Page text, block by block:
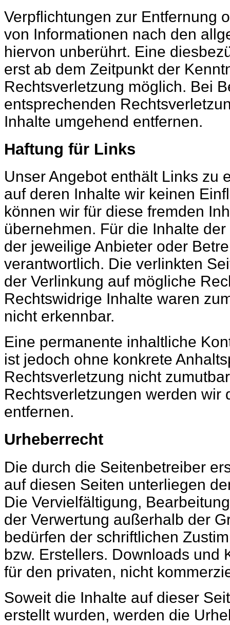
Verpflichtungen zur Entfernung
von Informationen nach den
hiervon unberührt. Eine
erst ab dem Zeitpunkt der
Rechtsverletzung möglich. Bei
entsprechenden
Inhalte umgehend entfernen.
Haftung für Links
Unser Angebot enthält Links zu
auf deren Inhalte wir keinen
können wir für diese fremden
übernehmen. Für die Inhalte
der jeweilige Anbieter oder
verantwortlich. Die verlinkten
der Verlinkung auf mögliche
Rechtswidrige Inhalte waren
nicht erkennbar.
Eine permanente inhaltliche
ist jedoch ohne konkrete
Rechtsverletzung nicht
Rechtsverletzungen werden wir
entfernen.
Urheberrecht
Die durch die Seitenbetreiber
auf diesen Seiten unterliegen
Die Vervielfältigung,
der Verwertung außerhalb der
bedürfen der schriftlichen
bzw. Erstellers. Downloads und
für den privaten, nicht
Soweit die Inhalte auf dieser
erstellt wurden, werden die